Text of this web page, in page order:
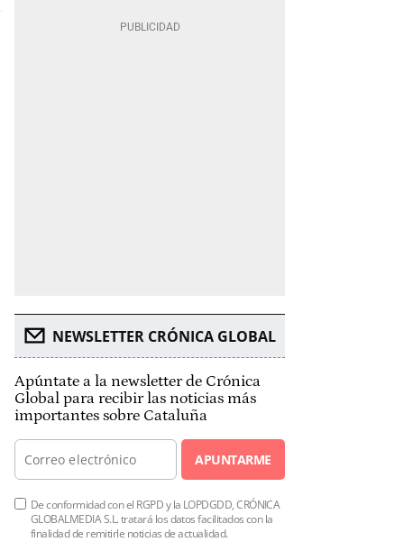
NEWSLETTER CRÓNICA GLOBAL
Apúntate a la newsletter de Crónica
Global para recibir las noticias más
importantes sobre Cataluña
APUNTARME
De conformidad con el RGPD y la LOPDGDD, CRÓNICA
GLOBALMEDIA S.L. tratará los datos facilitados con la
finalidad de remitirle noticias de actualidad.